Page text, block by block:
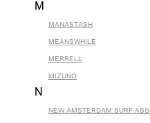
M
MANASTASH
MEANSWHILE
MERRELL
MIZUNO
N
NEW AMSTERDAM SURF